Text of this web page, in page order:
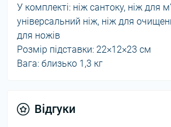
У комплекті: ніж сантоку, ніж для
універсальний ніж, ніж для
для ножів
Розмір підставки: 22×12×23 см
Вага: близько 1,3 кг
Відгуки